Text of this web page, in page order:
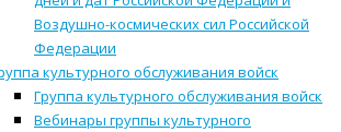
Воздушно-космических сил Российской
Федерации
культурного обслуживания войск
Группа культурного обслуживания войск
Вебинары группы культурного